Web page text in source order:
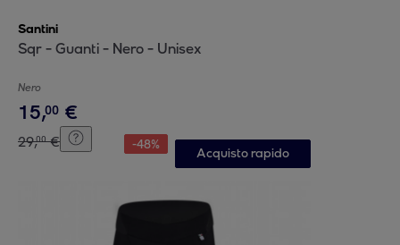
Santini
Sqr - Guanti - Nero - Unisex
Nero
15,00 €
29,00 € -48%
Acquisto rapido